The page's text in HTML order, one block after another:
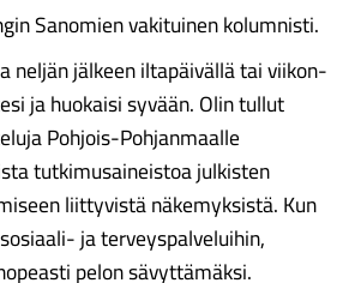
Sanomien vakituinen kolumnisti.
neljän jälkeen ilta­päivällä tai viikon­
ja huokaisi syvään. Olin tullut
Pohjois-Pohjan­maalle
tutkimusaineistoa julkisten
liittyvistä näkemyksistä. Kun
ja terveys­palveluihin,
pelon sävyttämäksi.